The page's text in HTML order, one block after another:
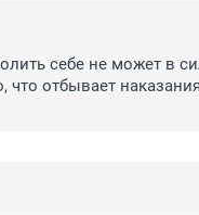
себе не может в
отбывает